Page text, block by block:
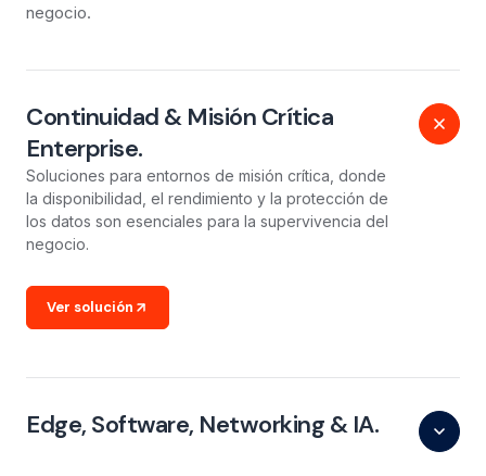
negocio.
Continuidad & Misión Crítica
Enterprise.
Soluciones para entornos de misión crítica, donde
la disponibilidad, el rendimiento y la protección de
los datos son esenciales para la supervivencia del
negocio.
Ver solución
Edge, Software, Networking & IA.